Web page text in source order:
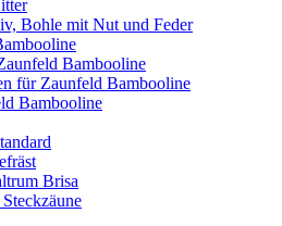
Bohle mit Nut und Feder
Bambooline
für Zaunfeld Bambooline
Bambooline
Brisa